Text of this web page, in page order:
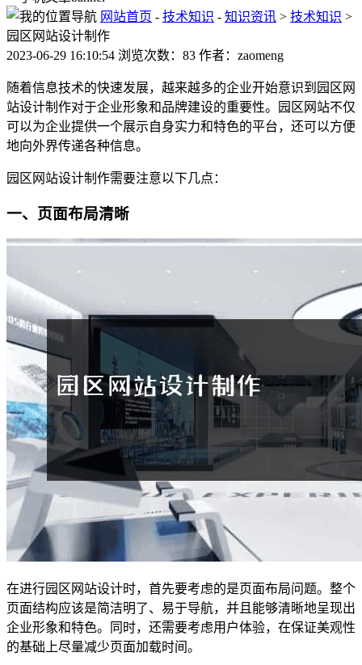
网站首页 - 技术知识 - 知识资讯 > 技术知识 >
园区网站设计制作
2023-06-29 16:10:54 浏览次数：83 作者：zaomeng
随着信息技术的快速发展，越来越多的企业开始意识到园区网
站设计制作对于企业形象和品牌建设的重要性。园区网站不仅
可以为企业提供一个展示自身实力和特色的平台，还可以方便
地向外界传递各种信息。
园区网站设计制作需要注意以下几点：
一、页面布局清晰
在进行园区网站设计时，首先要考虑的是页面布局问题。整个
页面结构应该是简洁明了、易于导航，并且能够清晰地呈现出
企业形象和特色。同时，还需要考虑用户体验，在保证美观性
的基础上尽量减少页面加载时间。